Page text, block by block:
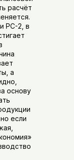
расчёт
РС-2, в
а
основу
если